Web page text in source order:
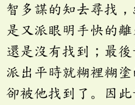
智多謀的知去尋找
是又派眼明手快的離
還是沒有找到；最
派出平時就糊裡糊
卻被他找到了。因